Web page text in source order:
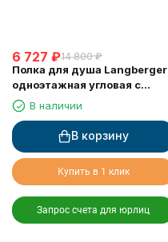
6 727 ₽14 800 ₽
Полка для душа Langberger
одноэтажная угловая с
пластиком 75660
В наличии
В корзину
Купить в 1 клик
Запрос счета для юрлиц